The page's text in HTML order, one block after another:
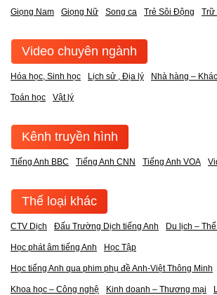
Giọng Nam Giọng Nữ Song ca Trẻ Sôi Động Trữ
Video chuyên ngành
Hóa học, Sinh học Lịch sử , Địa lý Nhà hàng –
Toán học Vật lý
Kênh truyền hình
Tiếng Anh BBC Tiếng Anh CNN Tiếng Anh VOA
Thể loại khác
CTV Dịch Đấu Trường Dịch tiếng Anh Du lịch –
Học phát âm tiếng Anh Học Tập
Học tiếng Anh qua phim phụ đề Anh-Việt Thông Minh
Khoa học – Công nghệ Kinh doanh – Thương mại